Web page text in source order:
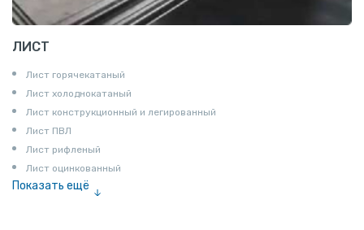
ЛИСТ
Лист горячекатаный
Лист холоднокатаный
Лист конструкционный и легированный
Лист ПВЛ
Лист рифленый
Лист оцинкованный
Показать ещё